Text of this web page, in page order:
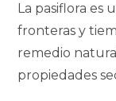
La pasiflora es
fronteras y
remedio
propiedades